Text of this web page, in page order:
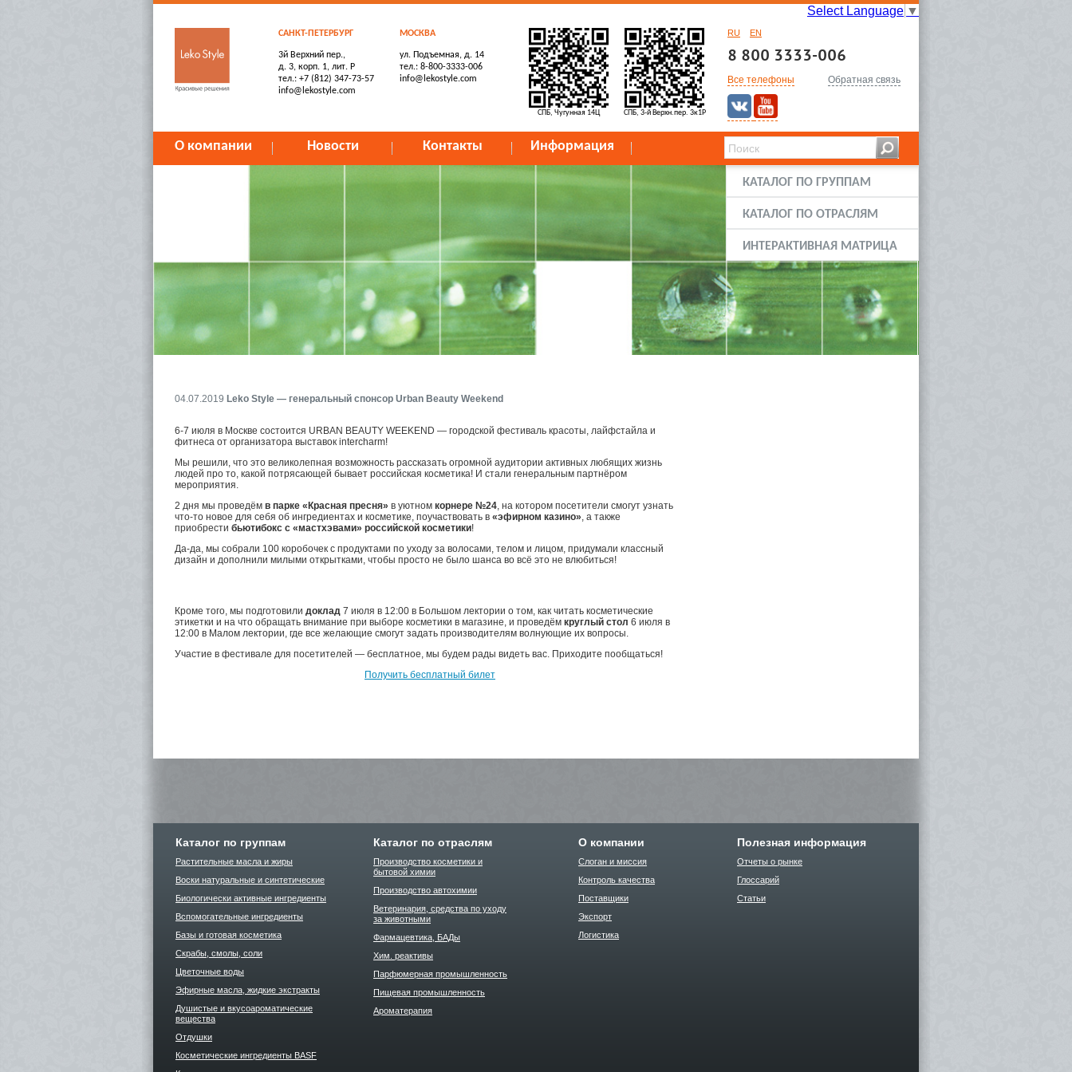
Select Language ▼
САНКТ-ПЕТЕРБУРГ
3й Верхний пер.,
д. 3, корп. 1, лит. Р
тел.: +7 (812) 347-73-57
info@lekostyle.com
МОСКВА
ул. Подъемная, д. 14
тел.: 8-800-3333-006
info@lekostyle.com
СПБ, Чугунная 14Ц СПБ, 3-й Верхн.пер. 3к1Р
RU EN
8 800 3333-006
Все телефоны Обратная связь
О компании Новости Контакты Информация
КАТАЛОГ ПО ГРУППАМ
КАТАЛОГ ПО ОТРАСЛЯМ
ИНТЕРАКТИВНАЯ МАТРИЦА
04.07.2019 Leko Style — генеральный спонсор Urban Beauty Weekend
6-7 июля в Москве состоится URBAN BEAUTY WEEKEND — городской фестиваль красоты, лайфстайла и
фитнеса от организатора выставок intercharm!
Мы решили, что это великолепная возможность рассказать огромной аудитории активных любящих жизнь
людей про то, какой потрясающей бывает российская косметика! И стали генеральным партнёром
мероприятия.
2 дня мы проведём в парке «Красная пресня» в уютном корнере №24, на котором посетители смогут узнать
что-то новое для себя об ингредиентах и косметике, поучаствовать в «эфирном казино», а также
приобрести бьютибокс с «мастхэвами» российской косметики!
Да-да, мы собрали 100 коробочек с продуктами по уходу за волосами, телом и лицом, придумали классный
дизайн и дополнили милыми открытками, чтобы просто не было шанса во всё это не влюбиться!
Кроме того, мы подготовили доклад 7 июля в 12:00 в Большом лектории о том, как читать косметические
этикетки и на что обращать внимание при выборе косметики в магазине, и проведём круглый стол 6 июля в
12:00 в Малом лектории, где все желающие смогут задать производителям волнующие их вопросы.
Участие в фестивале для посетителей — бесплатное, мы будем рады видеть вас. Приходите пообщаться!
Получить бесплатный билет
Каталог по группам
Растительные масла и жиры
Воски натуральные и синтетические
Биологически активные ингредиенты
Вспомогательные ингредиенты
Базы и готовая косметика
Скрабы, смолы, соли
Цветочные воды
Эфирные масла, жидкие экстракты
Душистые и вкусоароматические
вещества
Отдушки
Косметические ингредиенты BASF
Каталог по отраслям
Производство косметики и
бытовой химии
Производство автохимии
Ветеринария, средства по уходу
за животными
Фармацевтика, БАДы
Хим. реактивы
Парфюмерная промышленность
Пищевая промышленность
Ароматерапия
О компании
Слоган и миссия
Контроль качества
Поставщики
Экспорт
Логистика
Полезная информация
Отчеты о рынке
Глоссарий
Статьи